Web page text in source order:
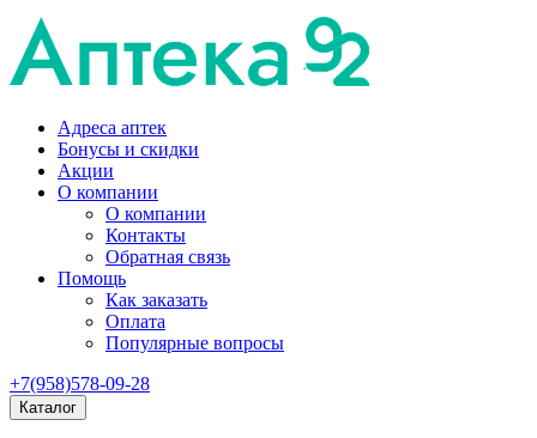
Адреса аптек
Бонусы и скидки
Акции
О компании
О компании
Контакты
Обратная связь
Помощь
Как заказать
Оплата
Популярные вопросы
+7(958)578-09-28
Каталог